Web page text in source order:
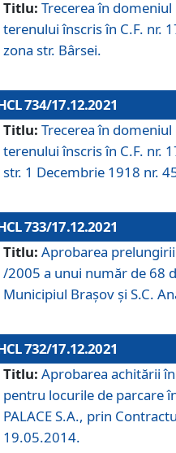
Titlu: Trecerea în
terenului înscris în C.F. nr.
zona str. Bârsei.
734/17.12.2021
Titlu: Trecerea în
terenului înscris în C.F. nr.
str. 1 Decembrie 1918 nr.
733/17.12.2021
Titlu: Aprobarea
/2005 a unui număr de 68
Municipiul Braşov şi S.C.
732/17.12.2021
Titlu: Aprobarea achitării
pentru locurile de parcare
PALACE S.A., prin
19.05.2014.